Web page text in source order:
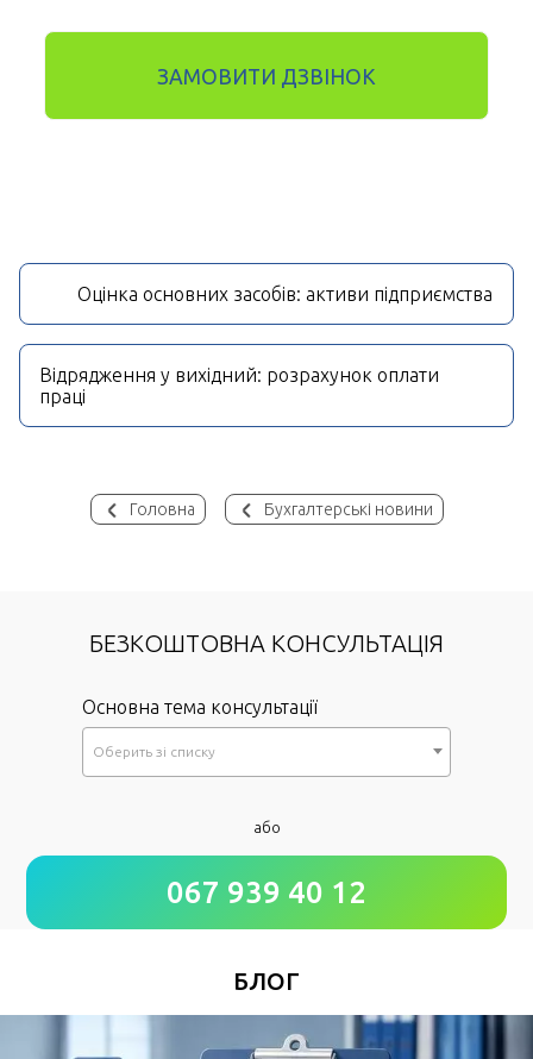
Головна Бухгалтерські новини
ЗАМОВИТИ ДЗВІНОК
Оцінка основних засобів: активи підприємства
Відрядження у вихідний: розрахунок оплати
праці
БЕЗКОШТОВНА КОНСУЛЬТАЦІЯ
Основна тема консультації
Оберить зi списку
Як до Вас звертатися?
або
067 939 40 12
БЛОГ